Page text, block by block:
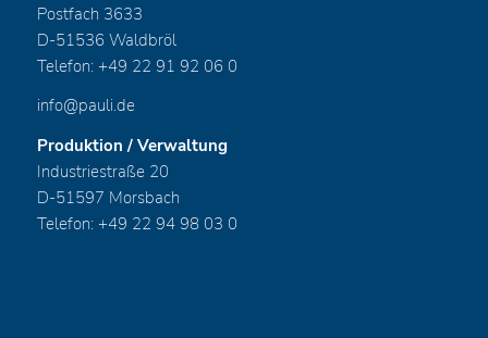
Postfach 3633
D-51536 Waldbröl
Telefon: +49 22 91 92 06 0
info@pauli.de
Produktion / Verwaltung
Industriestraße 20
D-51597 Morsbach
Telefon: +49 22 94 98 03 0